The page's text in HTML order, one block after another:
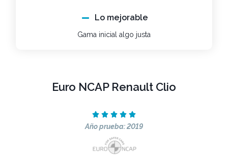
Lo mejorable
Gama inicial algo justa
Euro NCAP Renault Clio
    
Año prueba: 2019